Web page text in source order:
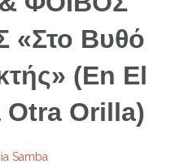
«Στο Βυθό
(En El
Otra Orilla)
Samba